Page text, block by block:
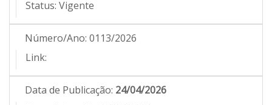
Status: Vigente
Número/Ano: 0113/2026
Link:
Data de Publicação: 24/04/2026